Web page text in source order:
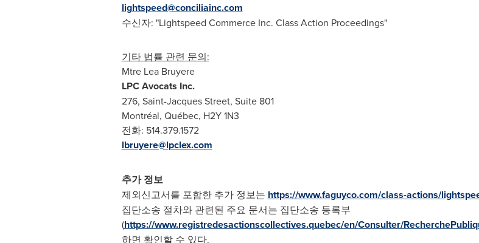
lightspeed@conciliainc.com
수신자: "Lightspeed Commerce Inc. Class Action Proceedings"
기타 법률 관련 문의:
Mtre Lea Bruyere
LPC Avocats Inc.
276, Saint-Jacques Street, Suite 801
Montréal, Québec, H2Y 1N3
전화: 514.379.1572
lbruyere@lpclex.com
추가 정보
제외신고서를 포함한 추가 정보는 https://www.faguyco.com/class-actions/
집단소송 절차와 관련된 주요 문서는 집단소송 등록부
(https://www.registredesactionscollectives.quebec/en/Consulter/
하면 확인할 수 있다.